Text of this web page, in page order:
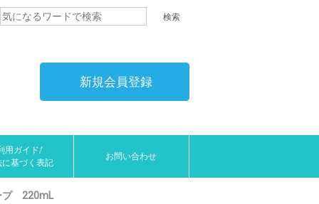
新規会員登録
用ガイド/
に基づく表記
お問い合わせ
プ 220mL